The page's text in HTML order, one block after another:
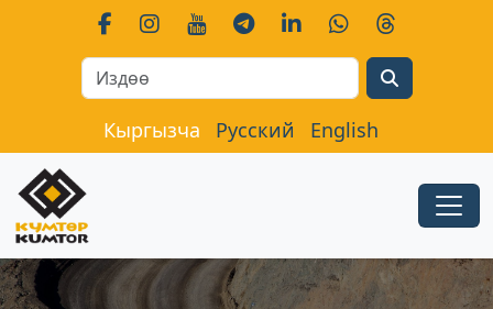
Кыргызча Русский English